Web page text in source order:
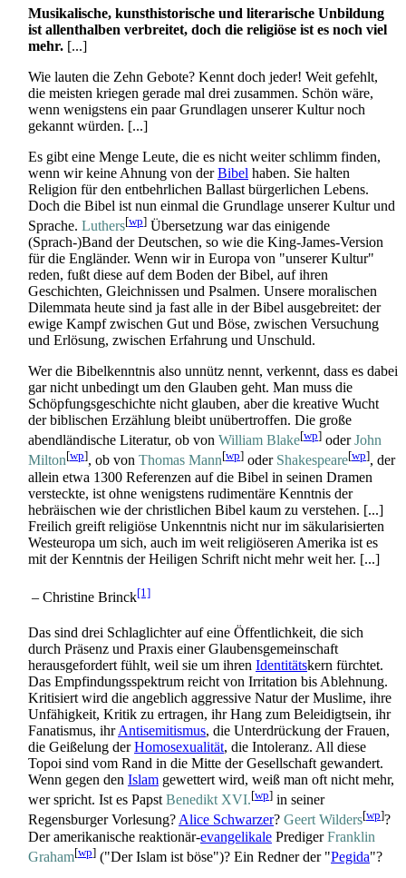
Musikalische, kunsthistorische und literarische Unbildung
ist allenthalben verbreitet, doch die religiöse ist es noch viel
mehr. [...]
Wie lauten die Zehn Gebote? Kennt doch jeder! Weit gefehlt,
die meisten kriegen gerade mal drei zusammen. Schön wäre,
wenn wenigstens ein paar Grundlagen unserer Kultur noch
gekannt würden. [...]
Es gibt eine Menge Leute, die es nicht weiter schlimm finden,
wenn wir keine Ahnung von derBibel haben. Sie halten
Religion für den entbehrlichen Ballast bürgerlichen Lebens.
Doch die Bibel ist nun einmal die Grundlage unserer Kultur und
Sprache. Luthers[wp] Übersetzung war das einigende
(Sprach-)Band der Deutschen, so wie die King-James-Version
für die Engländer. Wenn wir in Europa von "unserer Kultur"
reden, fußt diese auf dem Boden der Bibel, auf ihren
Geschichten, Gleichnissen und Psalmen. Unsere moralischen
Dilemmata heute sind ja fast alle in der Bibel ausgebreitet: der
ewige Kampf zwischen Gut und Böse, zwischen Versuchung
und Erlösung, zwischen Erfahrung und Unschuld.
Wer die Bibelkenntnis also unnütz nennt, verkennt, dass es dabei
gar nicht unbedingt um den Glauben geht. Man muss die
Schöpfungs­geschichte nicht glauben, aber die kreative Wucht
der biblischen Erzählung bleibt unübertroffen. Die große
abendländische Literatur, ob von William Blake[wp] oderJohn
Milton[wp], ob von Thomas Mann[wp] oder Shakespeare[wp], der
allein etwa 1300 Referenzen auf die Bibel in seinen Dramen
versteckte, ist ohne wenigstens rudimentäre Kenntnis der
hebräischen wie der christlichen Bibel kaum zu verstehen. [...]
Freilich greift religiöse Unkenntnis nicht nur im säkularisierten
Westeuropa um sich, auch im weit religiöseren Amerika ist es
mit der Kenntnis der Heiligen Schrift nicht mehr weit her. [...]
– Christine Brinck[1]
Das sind drei Schlaglichter auf eine Öffentlichkeit, die sich
durch Präsenz und Praxis einer Glaubens­gemeinschaft
herausgefordert fühlt, weil sie um ihren Identitäts­kern fürchtet.
Das Empfindungs­spektrum reicht von Irritation bis Ablehnung.
Kritisiert wird die angeblich aggressive Natur der Muslime, ihre
Unfähigkeit, Kritik zu ertragen, ihr Hang zum Beleidigtsein, ihr
Fanatismus, ihrAntisemitismus, die Unterdrückung der Frauen,
die Geißelung derHomosexualität, die Intoleranz. All diese
Topoi sind vom Rand in die Mitte der Gesellschaft gewandert.
Wenn gegen den Islam gewettert wird, weiß man oft nicht mehr,
wer spricht. Ist es Papst Benedikt XVI.[wp] in seiner
Regensburger Vorlesung?Alice Schwarzer? Geert Wilders[wp]?
Der amerikanische reaktionär-evangelikale PredigerFranklin
Graham[wp] ("Der Islam ist böse")? Ein Redner der "Pegida"?